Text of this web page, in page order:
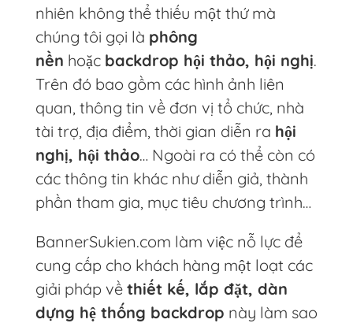
nhiên không thể thiếu một thứ mà
chúng tôi gọi là phông
nền hoặc backdrop hội thảo, hội nghị.
Trên đó bao gồm các hình ảnh liên
quan, thông tin về đơn vị tổ chức, nhà
tài trợ, địa điểm, thời gian diễn ra hội
nghị, hội thảo… Ngoài ra có thể còn có
các thông tin khác như diễn giả, thành
phần tham gia, mục tiêu chương trình…
BannerSukien.com làm việc nỗ lực để
cung cấp cho khách hàng một loạt các
giải pháp về thiết kế, lắp đặt, dàn
dựng hệ thống backdrop này làm sao